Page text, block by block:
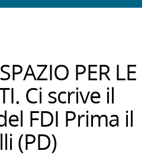
PER LE
Ci scrive il
FDI Prima il
(PD)